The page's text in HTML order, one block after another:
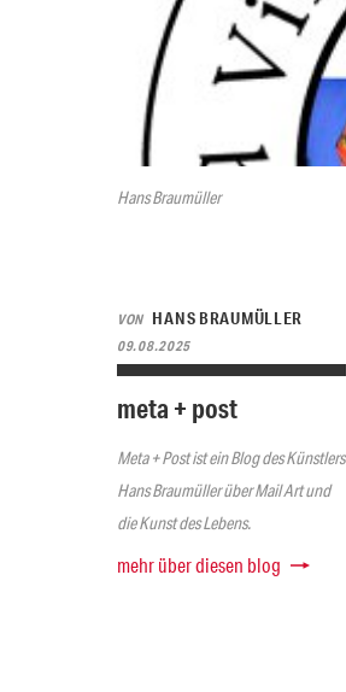
Hans Braumüller
VON HANS BRAUMÜLLER
09.08.2025
meta + post
Meta + Post ist ein Blog des Künstlers
Hans Braumüller über Mail Art und
die Kunst des Lebens.
mehr über diesen blog